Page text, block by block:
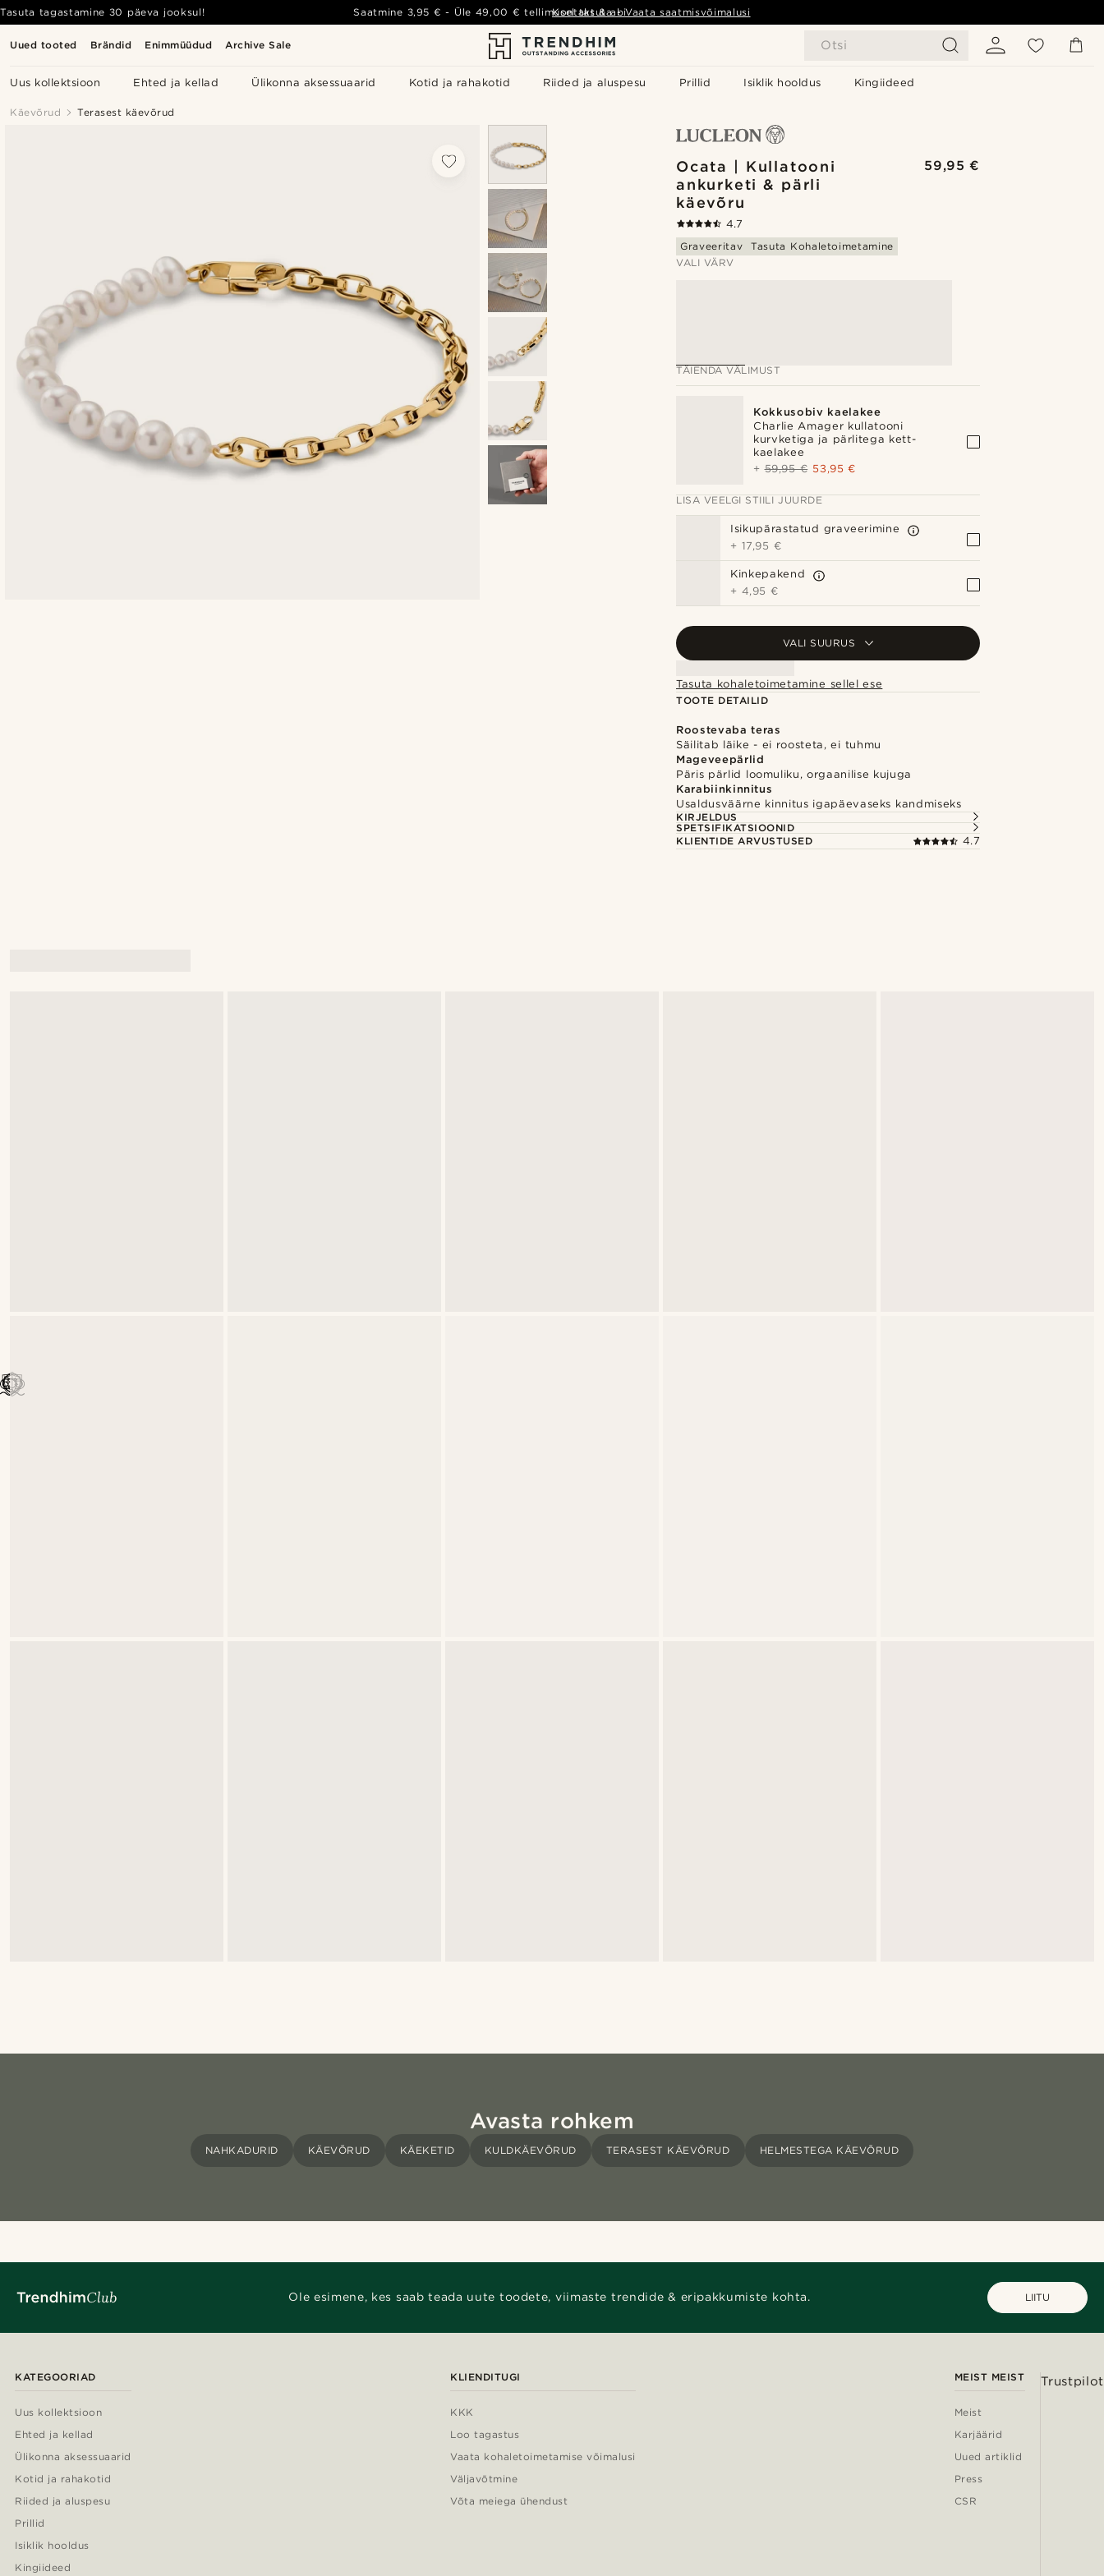
Uued tooted Brändid Enimmüüdud Archive Sale Otsi
Uus kollektsioon Ehted ja kellad Ülikonna aksessuaarid Kotid ja rahakotid Riided ja aluspesu Prillid Isiklik hooldus Kingiideed
Tasuta tagastamine 30 päeva jooksul! Saatmine 3,95 € - Üle 49,00 € tellimusel tasuta- Vaata saatmisvõimalusi
Kontakt & abi
Käevõrud Terasest käevõrud
Ocata | Kullatooni
ankurketi & pärli
käevõru
59,95 €
4.7
Graveeritav
Tasuta Kohaletoimetamine
VALI VÄRV
TÄIENDA VÄLIMUST
Kokkusobiv kaelakee
Charlie Amager kullatooni
kurvketiga ja pärlitega kett-
kaelakee
+59,95 € 53,95 €
LISA VEELGI STIILI JUURDE
Isikupärastatud graveerimine
+ 17,95 €
Kinkepakend
+ 4,95 €
VALI SUURUS
Tasuta kohaletoimetamine sellel ese
TOOTE DETAILID
Roostevaba teras
Säilitab läike - ei roosteta, ei tuhmu
Mageveepärlid
Päris pärlid loomuliku, orgaanilise kujuga
Karabiinkinnitus
Usaldusväärne kinnitus igapäevaseks kandmiseks
KIRJELDUS
SPETSIFIKATSIOONID
KLIENTIDE ARVUSTUSED
4.7
Avasta rohkem
NAHKADURID KÄEVÕRUD KÄEKETID KULDKÄEVÕRUD TERASEST KÄEVÕRUD HELMESTEGA KÄEVÕRUD
Ole esimene, kes saab teada uute toodete, viimaste trendide & eripakkumiste kohta. LIITU
KATEGOORIAD
Uus kollektsioon
Ehted ja kellad
Ülikonna aksessuaarid
Kotid ja rahakotid
Riided ja aluspesu
Prillid
Isiklik hooldus
Kingiideed
KLIENDITUGI
KKK
Loo tagastus
Vaata kohaletoimetamise võimalusi
Väljavõtmine
Võta meiega ühendust
MEIST MEIST
Meist
Karjäärid
Uued artiklid
Press
CSR
Trustpilot